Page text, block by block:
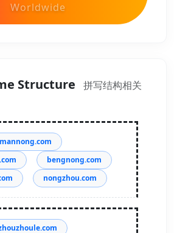
Worldwide
Structure
拼写结构相关
mannong.com
bengnong.com
nongzhou.com